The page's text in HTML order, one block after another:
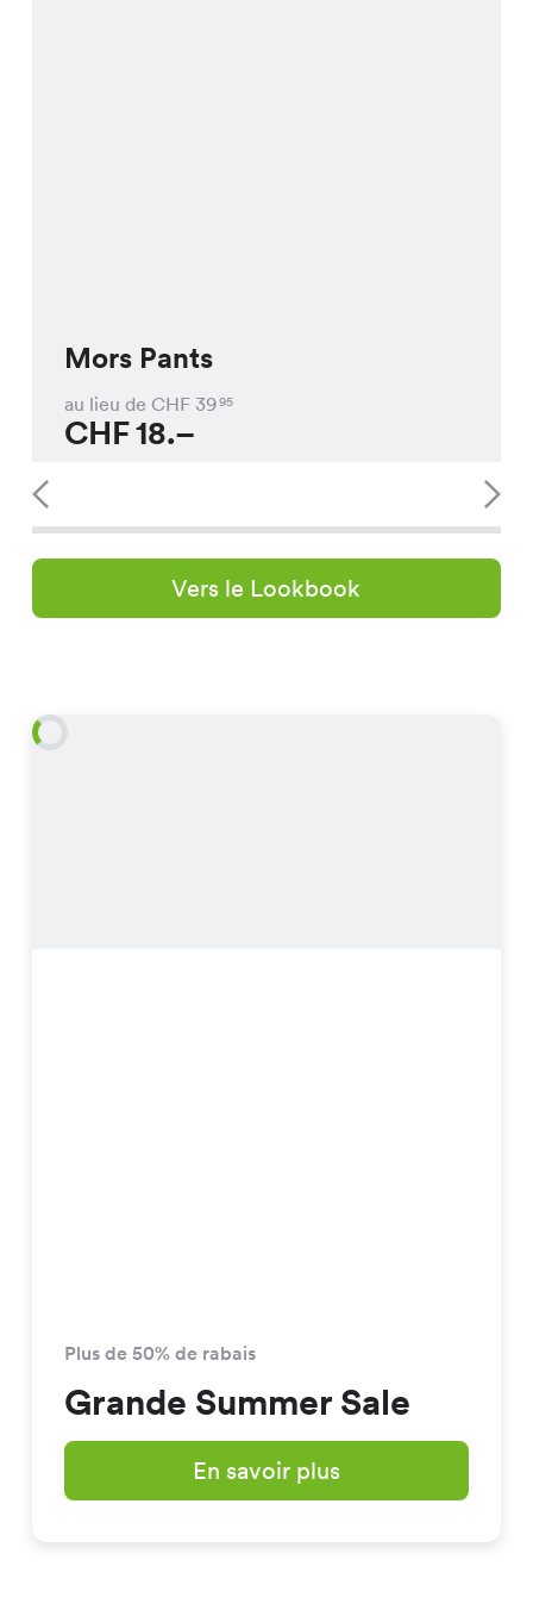
Mors Pants
au lieu de CHF 3995
CHF18.–
Vers le Lookbook
Plus de 50% de rabais
Grande Summer Sale
En savoir plus